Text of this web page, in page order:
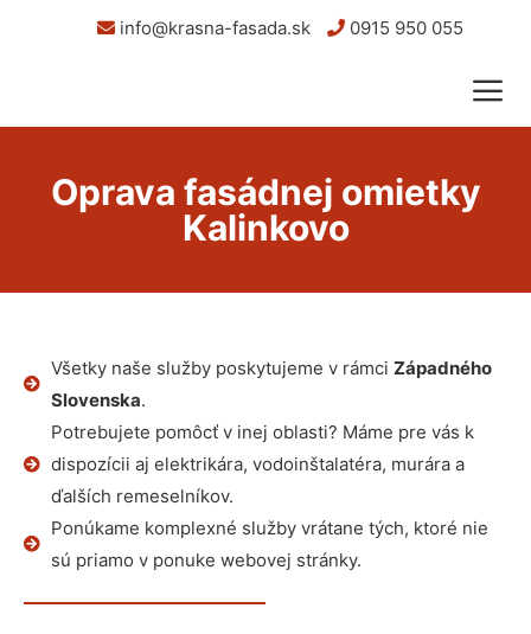
info@krasna-fasada.sk 0915 950 055
Oprava fasádnej omietky
Kalinkovo
Všetky naše služby poskytujeme v rámci Západného
Slovenska.
Potrebujete pomôcť v inej oblasti? Máme pre vás k
dispozícii aj elektrikára, vodoinštalatéra, murára a
ďalších remeselníkov.
Ponúkame komplexné služby vrátane tých, ktoré nie
sú priamo v ponuke webovej stránky.